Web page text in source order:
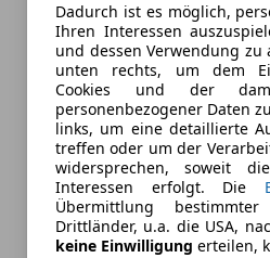
Dadurch ist es möglich,
Ihren Interessen
und dessen Verwendung zu
unten rechts, um dem
Cookies und der
personenbezogener Daten
links, um eine detaillierte
treffen oder um der
widersprechen, soweit
Interessen erfolgt. Die
Übermittlung
Drittländer, u.a. die USA,
keine Einwilligung erteilen,